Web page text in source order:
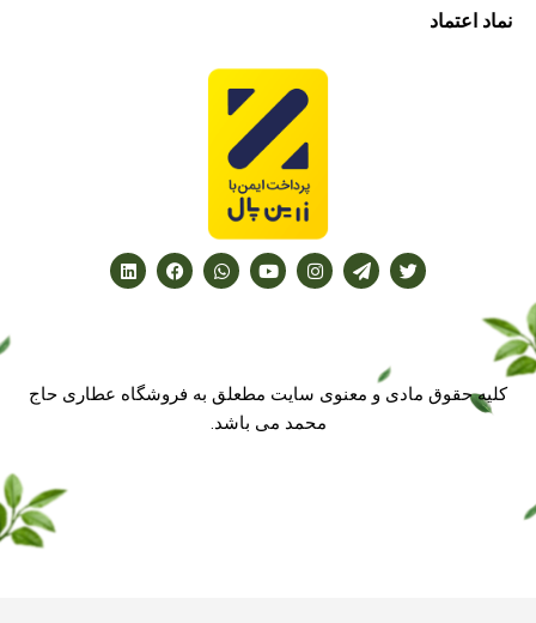
نماد اعتماد
کلیه حقوق مادی و معنوی سایت مطعلق به فروشگاه عطاری حاج
محمد می باشد.